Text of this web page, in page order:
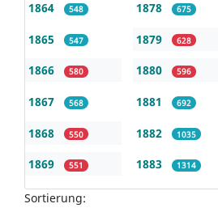
1864 548
1865 547
1866 580
1867 568
1868 550
1869 551
1878 675
1879 628
1880 596
1881 692
1882 1035
1883 1314
Sortierung: